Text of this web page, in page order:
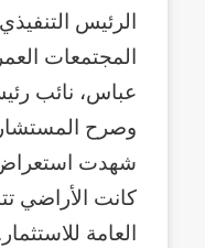
الرئيس
المجتمعات
عباس، نائب
وصرح
شهدت استعراض
كانت الأراضي
العامة